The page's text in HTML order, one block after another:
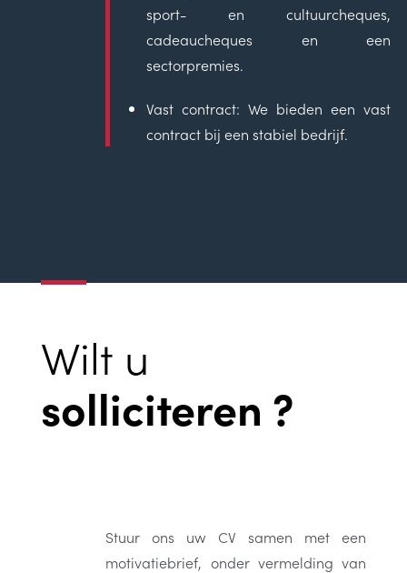
sport- en cultuurcheques,
cadeaucheques en een
sectorpremies.
Vast contract:We bieden een vast
contract bij een stabiel bedrijf.
Wilt u
solliciteren ?
Stuur ons uw CV samen met een
motivatiebrief, onder vermelding van